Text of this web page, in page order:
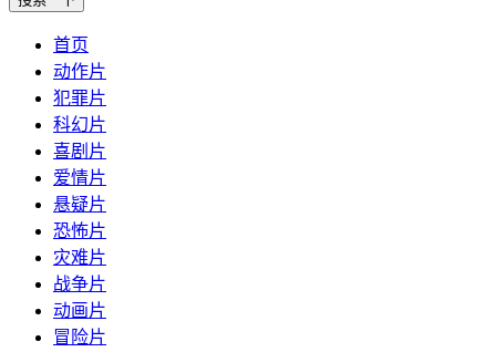
首页
动作片
犯罪片
科幻片
喜剧片
爱情片
悬疑片
恐怖片
灾难片
战争片
动画片
冒险片